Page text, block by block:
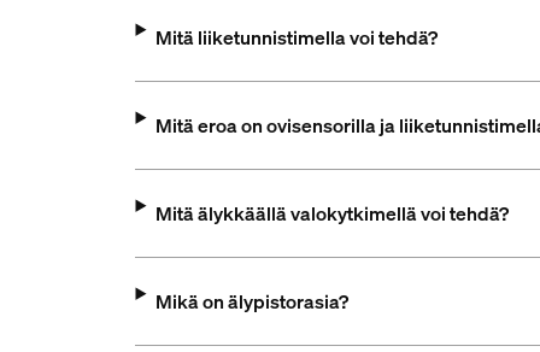
Mitä liiketunnistimella voi tehdä?
Mitä eroa on ovisensorilla ja
Mitä älykkäällä valokytkimellä voi tehdä?
Mikä on älypistorasia?